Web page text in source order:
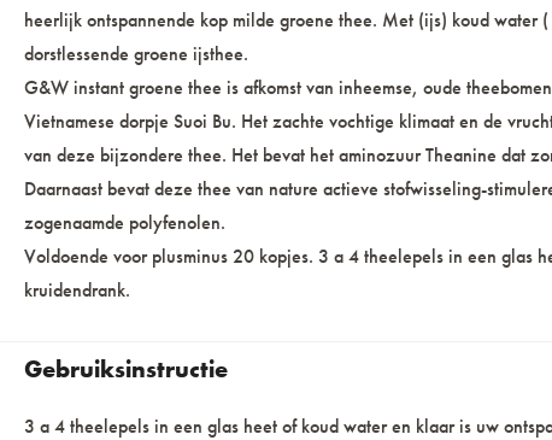
heerlijk ontspannende kop milde groene thee. Met (ijs) koud water
dorstlessende groene ijsthee.
G&W instant groene thee is afkomst van inheemse, oude
Vietnamese dorpje Suoi Bu. Het zachte vochtige klimaat en de
van deze bijzondere thee. Het bevat het aminozuur Theanine dat
Daarnaast bevat deze thee van nature actieve stofwisseling-
zogenaamde polyfenolen.
Voldoende voor plusminus 20 kopjes. 3 a 4 theelepels in een glas
kruidendrank.
Gebruiksinstructie
3 a 4 theelepels in een glas heet of koud water en klaar is uw